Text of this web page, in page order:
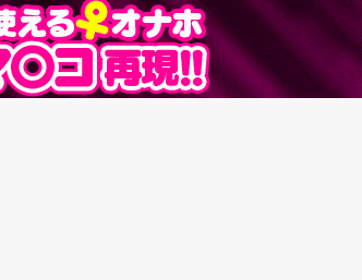
search キャラ 作者 タグ 原作